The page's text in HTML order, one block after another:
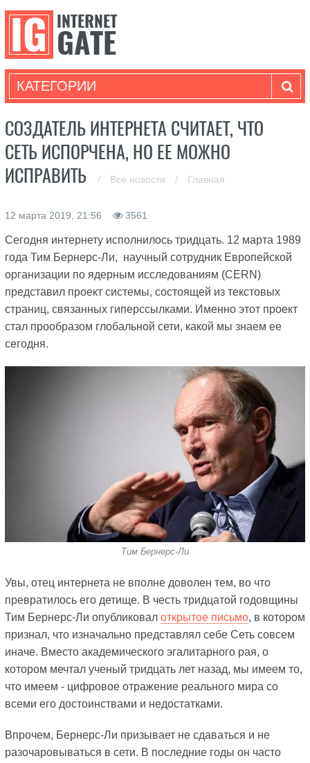
КАТЕГОРИИ
СОЗДАТЕЛЬ ИНТЕРНЕТА СЧИТАЕТ, ЧТО
СЕТЬ ИСПОРЧЕНА, НО ЕЕ МОЖНО
ИСПРАВИТЬ
/ Все новости / Главная
12 марта 2019, 21:56 3561
Сегодня интернету исполнилось тридцать. 12 марта 1989
года Тим Бернерс-Ли, научный сотрудник Европейской
организации по ядерным исследованиям (CERN)
представил проект системы, состоящей из текстовых
страниц, связанных гиперссылками. Именно этот проект
стал прообразом глобальной сети, какой мы знаем ее
сегодня.
Тим Бернерс-Ли
Увы, отец интернета не вполне доволен тем, во что
превратилось его детище. В честь тридцатой годовщины
Тим Бернерс-Ли опубликовал открытое письмо, в котором
признал, что изначально представлял себе Сеть совсем
иначе. Вместо академического эгалитарного рая, о
котором мечтал ученый тридцать лет назад, мы имеем то,
что имеем - цифровое отражение реального мира со
всеми его достоинствами и недостатками.
Впрочем, Бернерс-Ли призывает не сдаваться и не
разочаровываться в сети. В последние годы он часто